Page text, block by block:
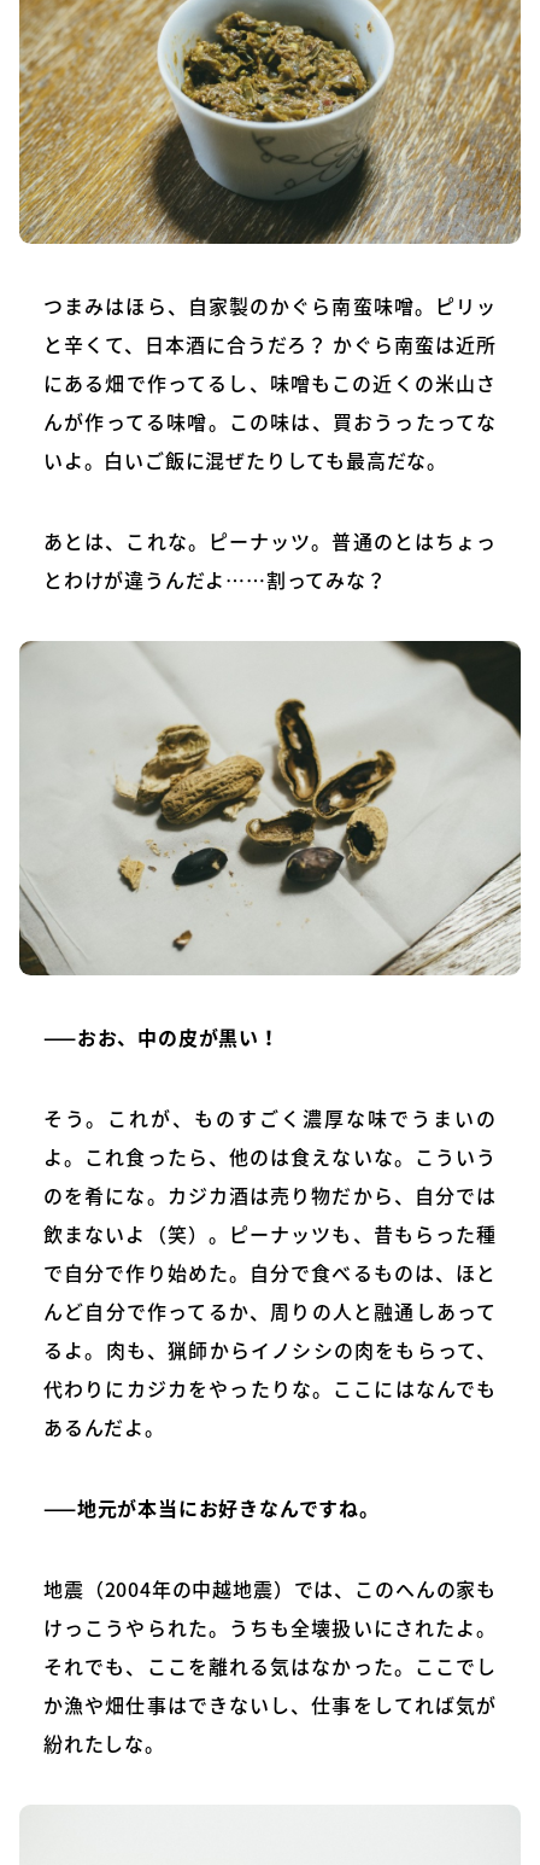
つまみはほら、自家製のかぐら南蛮味噌。ピリッ
と辛くて、日本酒に合うだろ？ かぐら南蛮は近所
にある畑で作ってるし、味噌もこの近くの米山さ
んが作ってる味噌。この味は、買おうったってな
いよ。白いご飯に混ぜたりしても最高だな。
あとは、これな。ピーナッツ。普通のとはちょっ
とわけが違うんだよ……割ってみな？
——おお、中の皮が黒い！
そう。これが、ものすごく濃厚な味でうまいの
よ。これ食ったら、他のは食えないな。こういう
のを肴にな。カジカ酒は売り物だから、自分では
飲まないよ（笑）。ピーナッツも、昔もらった種
で自分で作り始めた。自分で食べるものは、ほと
んど自分で作ってるか、周りの人と融通しあって
るよ。肉も、猟師からイノシシの肉をもらって、
代わりにカジカをやったりな。ここにはなんでも
あるんだよ。
——地元が本当にお好きなんですね。
地震（2004年の中越地震）では、このへんの家も
けっこうやられた。うちも全壊扱いにされたよ。
それでも、ここを離れる気はなかった。ここでし
か漁や畑仕事はできないし、仕事をしてれば気が
紛れたしな。